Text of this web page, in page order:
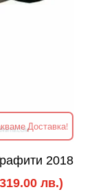
Доставка!
2018
лв.)